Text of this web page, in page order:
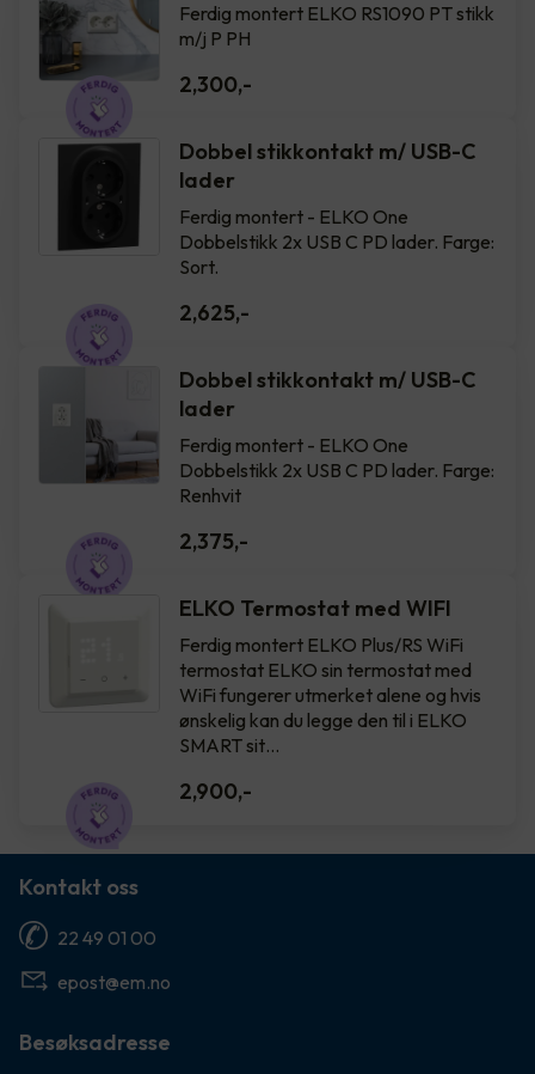
Ferdig montert ELKO RS1090 PT stikk
m/j P PH
2,300,-
Dobbel stikkontakt m/ USB-C
lader
Ferdig montert - ELKO One
Dobbelstikk 2x USB C PD lader. Farge:
Sort.
2,625,-
Dobbel stikkontakt m/ USB-C
lader
Ferdig montert - ELKO One
Dobbelstikk 2x USB C PD lader. Farge:
Renhvit
2,375,-
ELKO Termostat med WIFI
Ferdig montert ELKO Plus/RS WiFi
termostat ELKO sin termostat med
WiFi fungerer utmerket alene og hvis
ønskelig kan du legge den til i ELKO
SMART sit…
2,900,-
Kontakt oss
22 49 01 00
epost@em.no
Besøksadresse